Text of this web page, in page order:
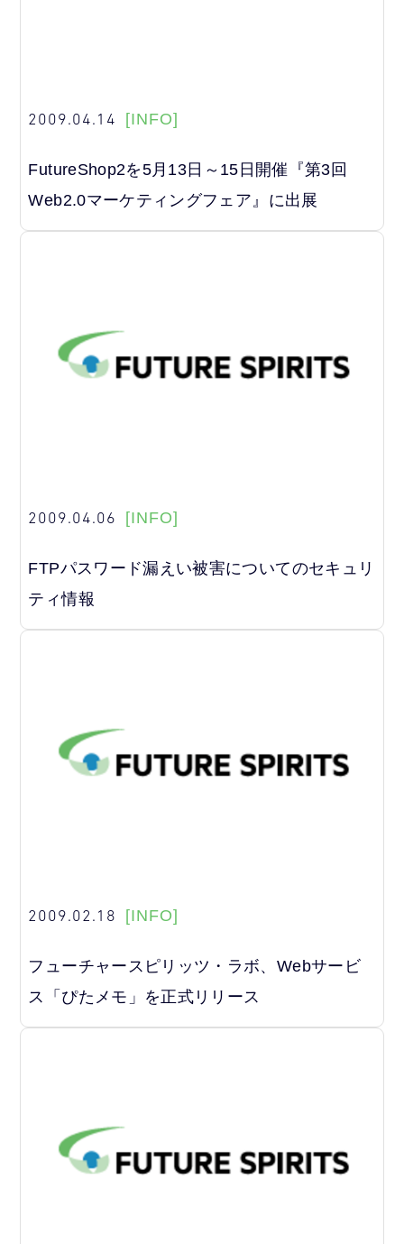
2009.04.14 [INFO]
FutureShop2を5月13日～15日開催『第3回
Web2.0マーケティングフェア』に出展
2009.04.06 [INFO]
FTPパスワード漏えい被害についてのセキュリ
ティ情報
2009.02.18 [INFO]
フューチャースピリッツ・ラボ、Webサービ
ス「ぴたメモ」を正式リリース